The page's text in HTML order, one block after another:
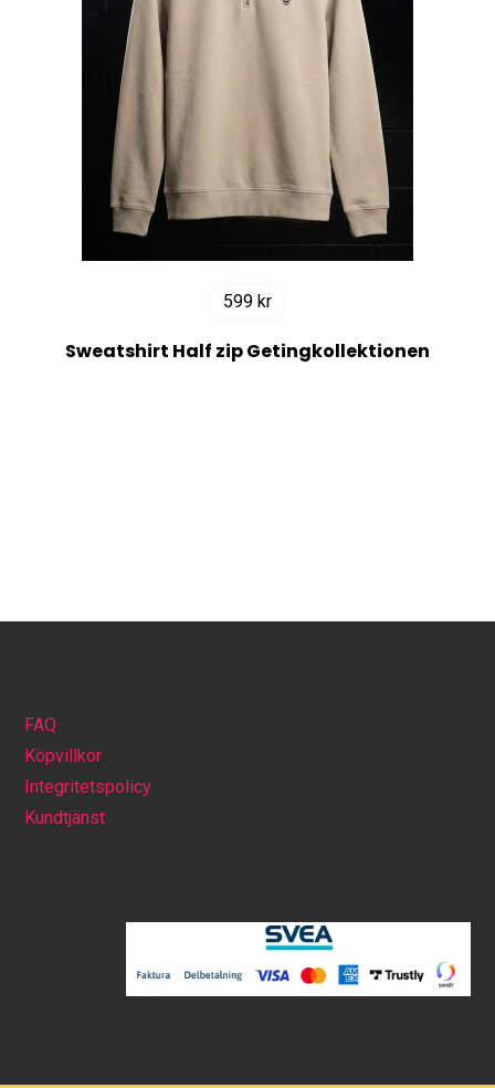
599 kr
Sweatshirt Half zip Getingkollektionen
FAQ
Köpvillkor
Integritetspolicy
Kundtjänst